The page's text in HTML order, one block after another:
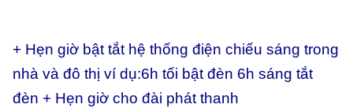
+ Hẹn giờ bật tắt hệ thống điện chiếu sáng trong
nhà và đô thị ví dụ:6h tối bật đèn 6h sáng tắt
đèn + Hẹn giờ cho đài phát thanh